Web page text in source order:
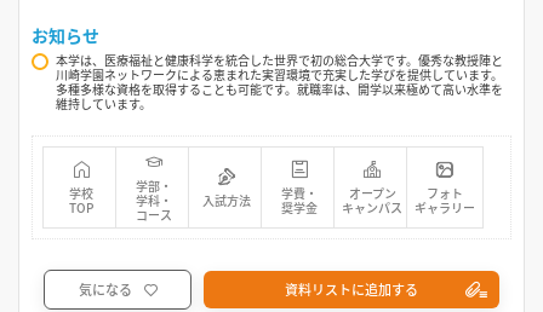
お知らせ
本学は、医療福祉と健康科学を統合した世界で初の総合大学です。優秀な教授陣と
川崎学園ネットワークによる恵まれた実習環境で充実した学びを提供しています。
多種多様な資格を取得することも可能です。就職率は、開学以来極めて高い水準を
維持しています。
学校
TOP
学部・
学科・
コース
入試方法
学費・
奨学金
オープン
キャンパス
フォト
ギャラリー
気になる 資料リストに追加する